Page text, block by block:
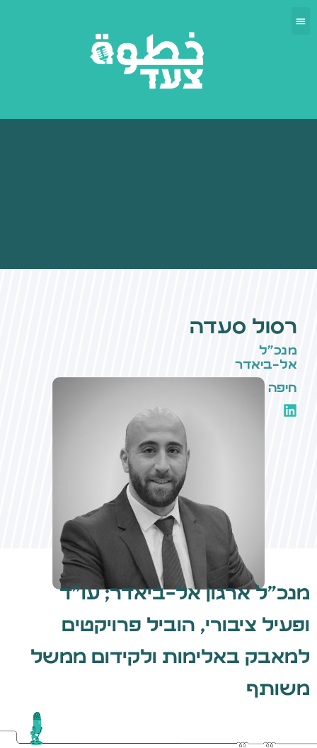
רסול סעדה
מנכ״ל
אל-ביאדר
חיפה
מנכ״ל ארגון אל-ביאדר; עו״ד
ופעיל ציבורי, הוביל פרויקטים
למאבק באלימות ולקידום ממשל
משותף